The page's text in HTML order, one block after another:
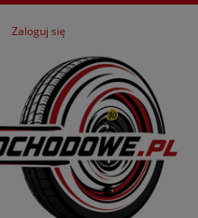
Zaloguj się